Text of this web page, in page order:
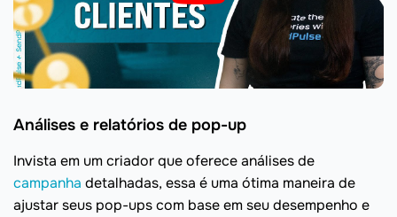
Análises e relatórios de pop-up
Invista em um criador que oferece análises de
campanha detalhadas, essa é uma ótima maneira de
ajustar seus pop-ups com base em seu desempenho e